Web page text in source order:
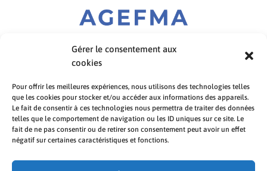
Gérer le consentement aux
cookies
Pour offrir les meilleures expériences, nous utilisons des technologies telles
que les cookies pour stocker et/ou accéder aux informations des appareils.
Le fait de consentir à ces technologies nous permettra de traiter des données
telles que le comportement de navigation ou les ID uniques sur ce site. Le
fait de ne pas consentir ou de retirer son consentement peut avoir un effet
négatif sur certaines caractéristiques et fonctions.